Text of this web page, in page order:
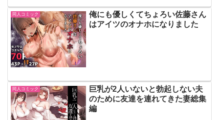
同人コミック
俺にも優しくてちょろい佐藤さん
はアイツのオナホになりました
同人コミック
巨乳が2人いないと勃起しない夫
のために友達を連れてきた妻総集
編